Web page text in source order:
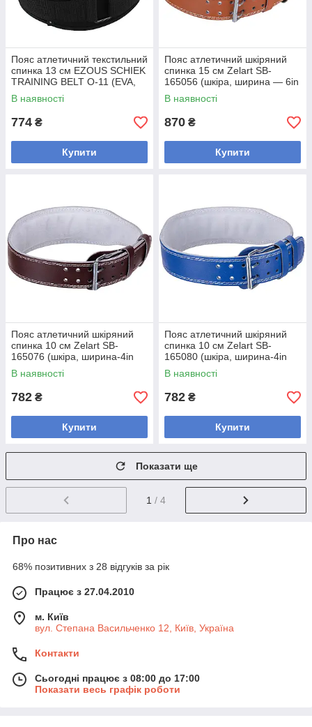
Пояс атлетичний текстильний
спинка 13 см EZOUS SCHIEK
TRAINING BELT O-11 (EVA,
PL, ширина-5in (13 см),
розмір
В наявності
774 ₴
Купити
Пояс атлетичний шкіряний
спинка 15 см Zelart SB-
165056 (шкіра, ширина — 6in
(15 см), розмір XS-XXL, з
підкладкою
В наявності
870 ₴
Купити
Пояс атлетичний шкіряний
спинка 10 см Zelart SB-
165076 (шкіра, ширина-4in
(10 см), розмір XS-XXL, з
підкладкою
В наявності
782 ₴
Купити
Пояс атлетичний шкіряний
спинка 10 см Zelart SB-
165080 (шкіра, ширина-4in
(10 см), розмір XS-XXL, з
підкладкою
В наявності
782 ₴
Купити
Показати ще
1 / 4
Про нас
68% позитивних з 28 відгуків за рік
Працює з 27.04.2010
м. Київ
вул. Степана Васильченко 12, Київ, Україна
Контакти
Сьогодні працює з 08:00 до 17:00
Показати весь графік роботи